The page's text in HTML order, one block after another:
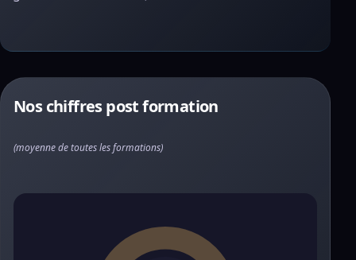
Nos chiffres post formation
(moyenne de toutes les formations)